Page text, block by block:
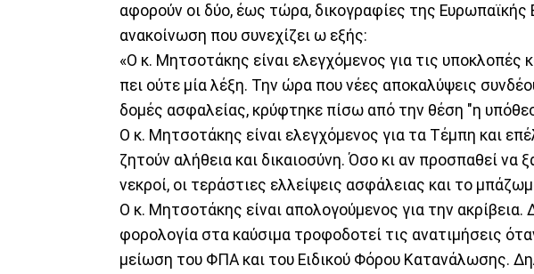
αφορούν οι δύο, έως τώρα, δικογραφίες της Ευρωπαϊκής
ανακοίνωση που συνεχίζει ω εξής:
«Ο κ. Μητσοτάκης είναι ελεγχόμενος για τις υποκλοπές
πει ούτε μία λέξη. Την ώρα που νέες αποκαλύψεις
δομές ασφαλείας, κρύφτηκε πίσω από την θέση "η
Ο κ. Μητσοτάκης είναι ελεγχόμενος για τα Τέμπη και
ζητούν αλήθεια και δικαιοσύνη. Όσο κι αν προσπαθεί να
νεκροί, οι τεράστιες ελλείψεις ασφάλειας και το
Ο κ. Μητσοτάκης είναι απολογούμενος για την ακρίβεια.
φορολογία στα καύσιμα τροφοδοτεί τις ανατιμήσεις
μείωση του ΦΠΑ και του Ειδικού Φόρου Κατανάλωσης.